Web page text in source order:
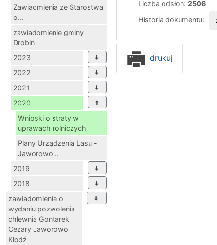
Zawiadmienia ze Starostwa
o...
zawiadomienie gminy
Drobin
2023
2022
2021
2020
Wnioski o straty w
uprawach rolniczych
Plany Urządzenia Lasu -
Jaworowo...
2019
2018
zawiadomienie o
wydaniu pozwolenia
chlewnia Gontarek
Cezary Jaworowo
Kłodź
Liczba odsłon: 2506
Historia dokumentu:
drukuj